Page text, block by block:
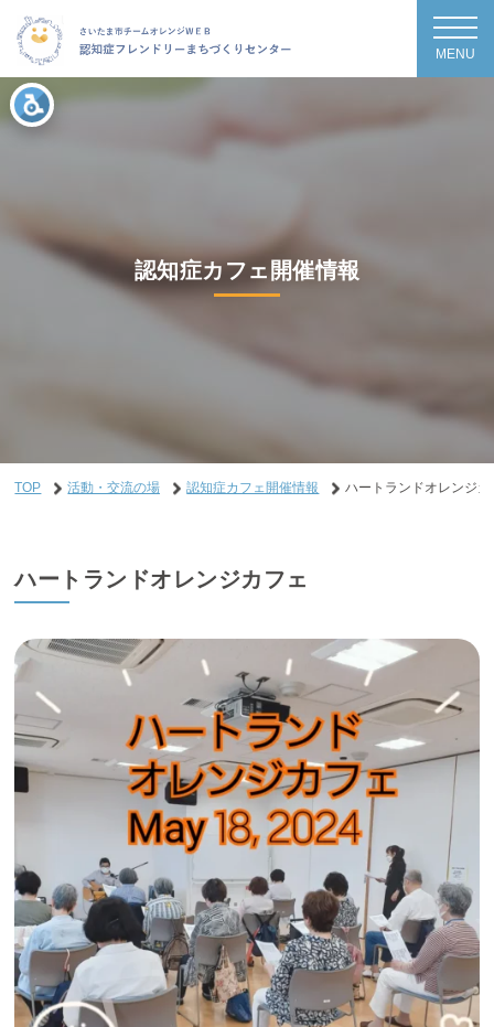
MENU
認知症カフェ開催情報
TOP 活動・交流の場 認知症カフェ開催情報 ハートランドオレンジカ
ハートランドオレンジカフェ